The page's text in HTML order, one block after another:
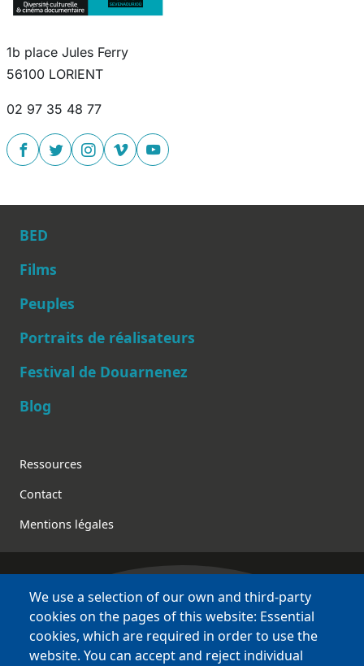
1b place Jules Ferry
56100 LORIENT
02 97 35 48 77
Main navigation
BED
Films
Peuples
Portraits de réalisateurs
Festival de Douarnenez
Blog
Footer
Ressources
Contact
Mentions légales
Bretagne Culture Diversité
des sites variés !
BCD
We use a selection of our own and third-party
cookies on the pages of this website: Essential
cookies, which are required in order to use the
website. You can accept and reject individual